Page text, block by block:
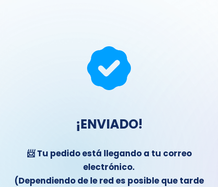
¡ENVIADO!
📨 Tu pedido está llegando a tu correo
electrónico.
(Dependiendo de le red es posible que tarde